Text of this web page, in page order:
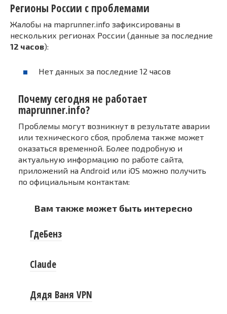
Регионы России с проблемами
Жалобы на maprunner.info зафиксированы в
нескольких регионах России (данные за последние
12 часов):
Нет данных за последние 12 часов
Почему сегодня не работает
maprunner.info?
Проблемы могут возникнут в результате аварии
или технического сбоя, проблема также может
оказаться временной. Более подробную и
актуальную информацию по работе сайта,
приложений на Android или iOS можно получить
по официальным контактам:
Вам также может быть интересно
ГдеБенз
Claude
Дядя Ваня VPN